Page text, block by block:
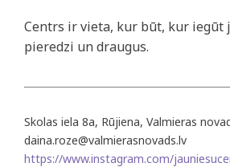
Centrs ir vieta, kur būt, kur iegūt
pieredzi un draugus.
Skolas iela 8a, Rūjiena, Valmieras
daina.roze@valmierasnovads.lv
https://www.instagram.com/